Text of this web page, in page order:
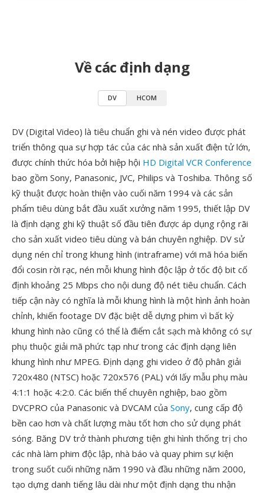
Về các định dạng
DV HCOM
DV (Digital Video) là tiêu chuẩn ghi và nén video được phát
triển thông qua sự hợp tác của các nhà sản xuất điện tử lớn,
được chính thức hóa bởi hiệp hội HD Digital VCR Conference
bao gồm Sony, Panasonic, JVC, Philips và Toshiba. Thông số
kỹ thuật được hoàn thiện vào cuối năm 1994 và các sản
phẩm tiêu dùng bắt đầu xuất xưởng năm 1995, thiết lập DV
là định dạng ghi kỹ thuật số đầu tiên được áp dụng rộng rãi
cho sản xuất video tiêu dùng và bán chuyên nghiệp. DV sử
dụng nén chỉ trong khung hình (intraframe) với mã hóa biến
đổi cosin rời rạc, nén mỗi khung hình độc lập ở tốc độ bit cố
định khoảng 25 Mbps cho nội dung độ nét tiêu chuẩn. Cách
tiếp cận này có nghĩa là mỗi khung hình là một hình ảnh hoàn
chỉnh, khiến footage DV đặc biệt dễ dựng phim vì bất kỳ
khung hình nào cũng có thể là điểm cắt sạch mà không có sự
phụ thuộc giải mã phức tạp như trong các định dạng liên
khung hình như MPEG. Định dạng ghi video ở độ phân giải
720x480 (NTSC) hoặc 720x576 (PAL) với lấy mẫu phụ màu
4:1:1 hoặc 4:2:0. Các biến thể chuyên nghiệp, bao gồm
DVCPRO của Panasonic và DVCAM của Sony, cung cấp độ
bền cao hơn và chất lượng màu tốt hơn cho sử dụng phát
sóng. Băng DV trở thành phương tiện ghi hình thống trị cho
các nhà làm phim độc lập, nhà báo và quay phim sự kiện
trong suốt cuối những năm 1990 và đầu những năm 2000,
tạo dựng danh tiếng lâu dài như một định dạng thu nhận